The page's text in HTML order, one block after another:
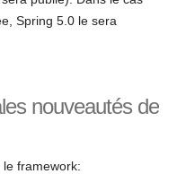
Spring 5.0 le sera
nouveautés de
framework: